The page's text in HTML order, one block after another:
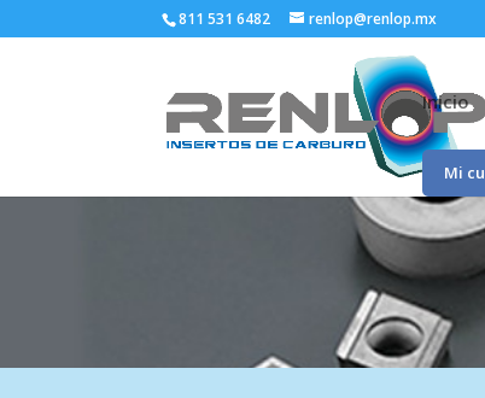
811 531 6482 renlop@renlop.mx
Inicio
Mi